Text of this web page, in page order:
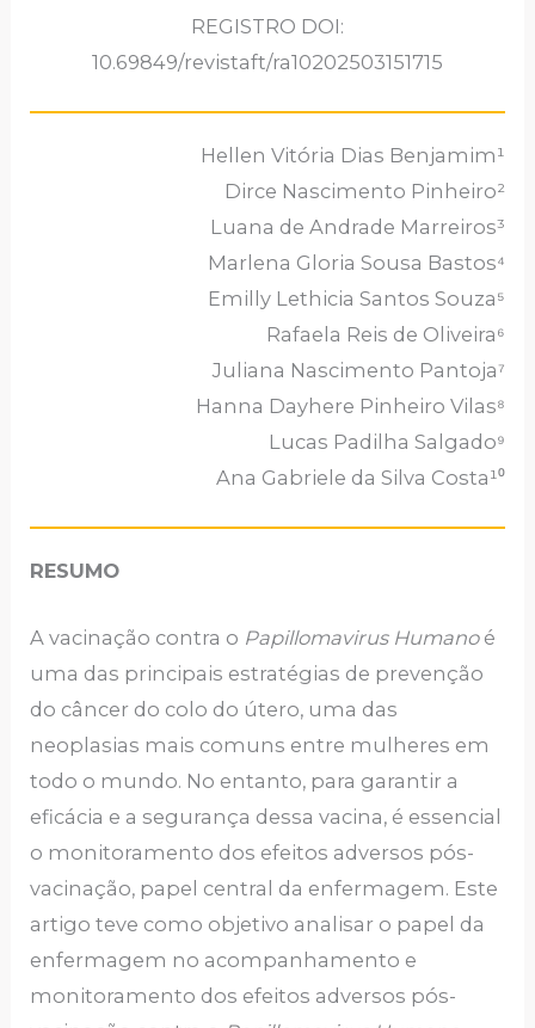
REGISTRO DOI:
10.69849/revistaft/ra10202503151715
Hellen Vitória Dias Benjamim¹
Dirce Nascimento Pinheiro²
Luana de Andrade Marreiros³
Marlena Gloria Sousa Bastos⁴
Emilly Lethicia Santos Souza⁵
Rafaela Reis de Oliveira⁶
Juliana Nascimento Pantoja⁷
Hanna Dayhere Pinheiro Vilas⁸
Lucas Padilha Salgado⁹
Ana Gabriele da Silva Costa¹⁰
RESUMO
A vacinação contra o Papillomavirus Humanoé
uma das principais estratégias de prevenção
do câncer do colo do útero, uma das
neoplasias mais comuns entre mulheres em
todo o mundo. No entanto, para garantir a
eficácia e a segurança dessa vacina, é essencial
o monitoramento dos efeitos adversos pós-
vacinação, papel central da enfermagem. Este
artigo teve como objetivo analisar o papel da
enfermagem no acompanhamento e
monitoramento dos efeitos adversos pós-